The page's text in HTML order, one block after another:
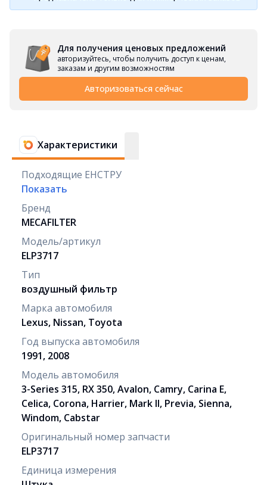
Для получения ценовых предложений
авторизуйтесь, чтобы получить доступ к ценам,
заказам и другим возможностям
Авторизоваться сейчас
Характеристики
Подходящие ЕНСТРУ
Показать
Бренд
MECAFILTER
Модель/артикул
ELP3717
Тип
воздушный фильтр
Марка автомобиля
Lexus, Nissan, Toyota
Год выпуска автомобиля
1991, 2008
Модель автомобиля
3-Series 315, RX 350, Avalon, Camry, Carina E,
Celica, Corona, Harrier, Mark II, Previa, Sienna,
Windom, Cabstar
Оригинальный номер запчасти
ELP3717
Единица измерения